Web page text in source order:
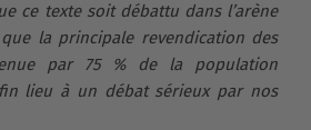
ce texte soit débattu dans l’arène
la principale revendication des
par 75 % de la population
lieu à un débat sérieux par nos